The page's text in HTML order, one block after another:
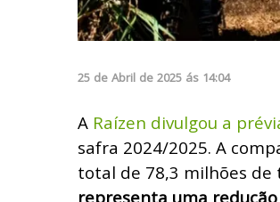
25 de Abril de 2025 ás 14:04
A Raízen divulgou a
safra 2024/2025. A
total de 78,3 milhões de
representa uma